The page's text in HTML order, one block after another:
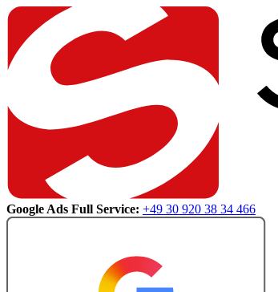
Google Ads Full Service: +49 30 920 38 34 466